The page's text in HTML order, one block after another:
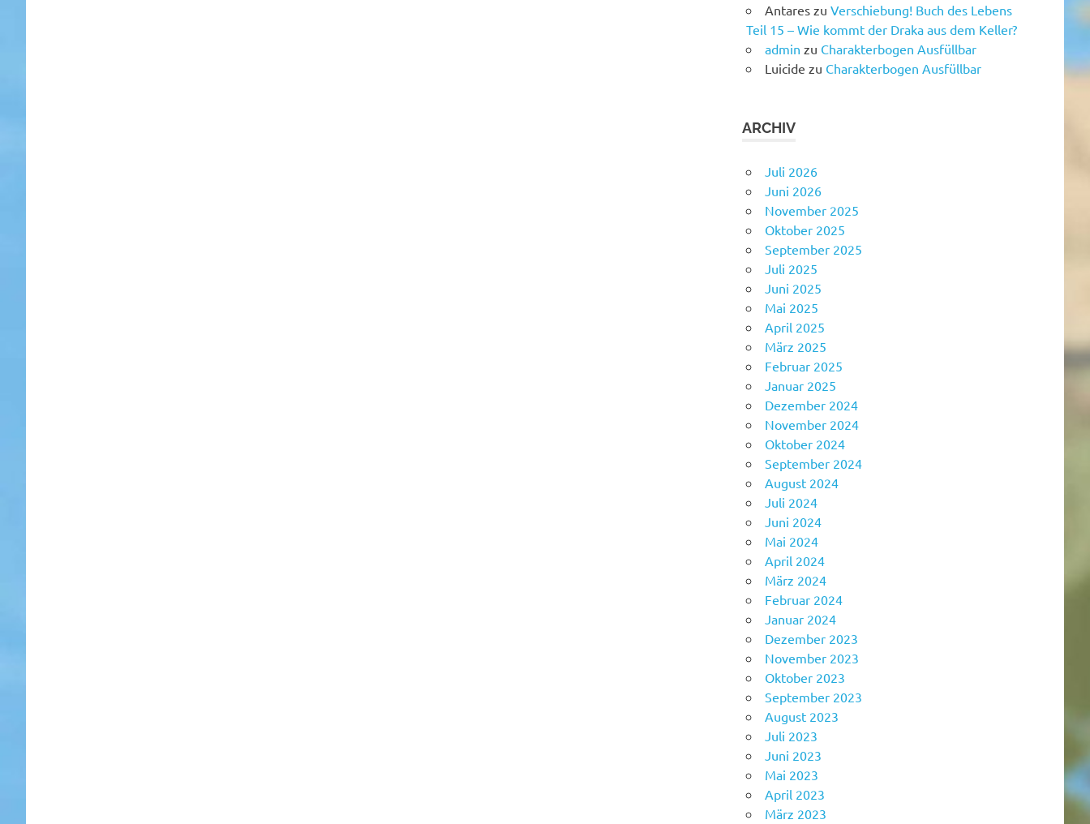
Antares zu Verschiebung! Buch des Lebens
Teil 15 – Wie kommt der Draka aus dem Keller?
admin zu Charakterbogen Ausfüllbar
Luicide zu Charakterbogen Ausfüllbar
ARCHIV
Juli 2026
Juni 2026
November 2025
Oktober 2025
September 2025
Juli 2025
Juni 2025
Mai 2025
April 2025
März 2025
Februar 2025
Januar 2025
Dezember 2024
November 2024
Oktober 2024
September 2024
August 2024
Juli 2024
Juni 2024
Mai 2024
April 2024
März 2024
Februar 2024
Januar 2024
Dezember 2023
November 2023
Oktober 2023
September 2023
August 2023
Juli 2023
Juni 2023
Mai 2023
April 2023
März 2023